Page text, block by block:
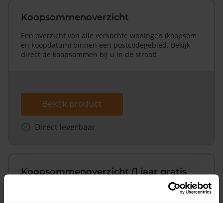
Koopsommenoverzicht
Een overzicht van alle verkochte woningen (koopsom
en koopdatum) binnen een postcodegebied. Bekijk
direct de koopsommen bij u in de straat!
Bekijk product
Direct leverbaar
Koopsommenoverzicht (1 jaar gratis